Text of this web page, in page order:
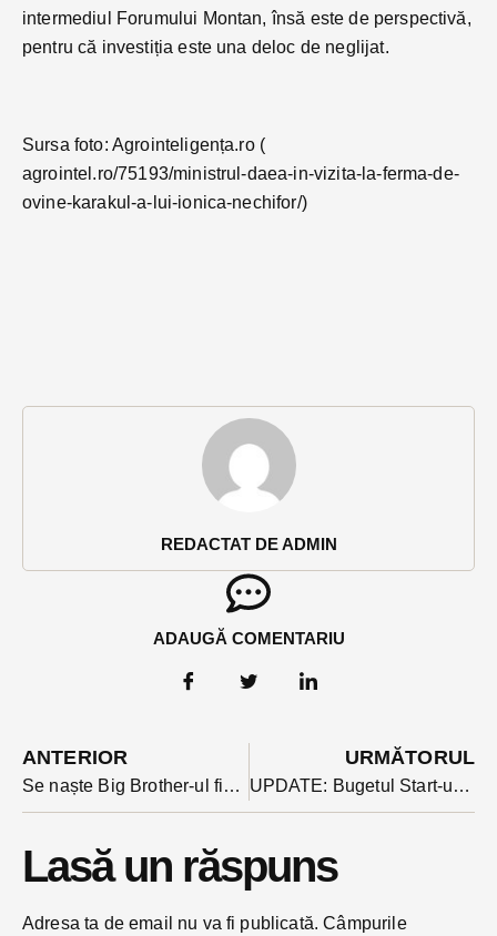
REDACTAT DE ADMIN
ADAUGĂ COMENTARIU
intermediul Forumului Montan, însă este de perspectivă,
pentru că investiția este una deloc de neglijat.
Sursa foto: Agrointeligența.ro (
agrointel.ro/75193/ministrul-daea-in-vizita-la-ferma-de-
ovine-karakul-a-lui-ionica-nechifor/)
ANTERIOR
Se naște Big Brother-ul fiscal: în septembrie apare Centrul Național de Informații Fiscale
URMĂTORUL
UPDATE: Bugetul Start-up Nation depășit de 2 ori. Peste 160 de bistrițeni au aplicat
Lasă un răspuns
Adresa ta de email nu va fi publicată. Câmpurile